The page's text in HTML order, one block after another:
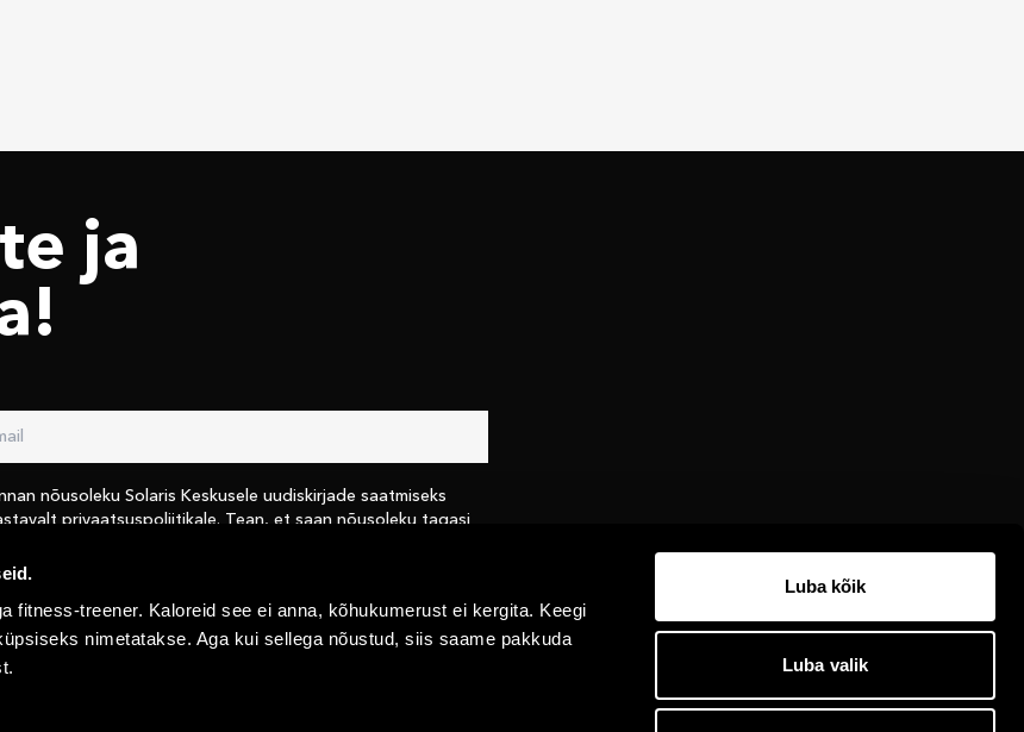
fitness-treener. Kaloreid see ei anna, kõhukumerust ei kergita. Keegi
nimetatakse. Aga kui sellega nõustud, siis saame pakkuda
Luba kõik
Luba valik
ja
nõusoleku Solaris Keskusele uudiskirjade saatmiseks
privaatsuspoliitikale. Tean, et saan nõusoleku tagasi
ühendust
Saada